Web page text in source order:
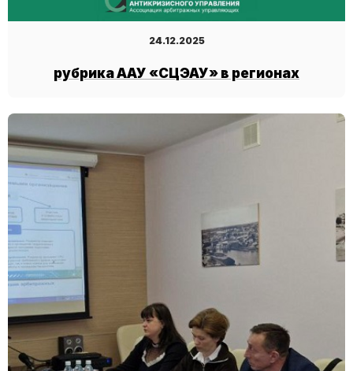
24.12.2025
рубрика ААУ «СЦЭАУ» в регионах